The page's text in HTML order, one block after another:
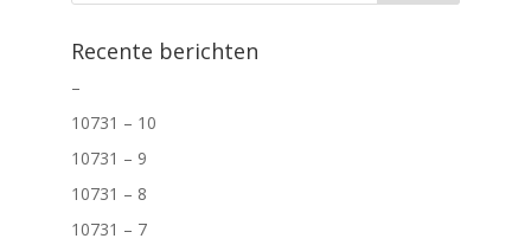
Recente berichten
–
10731 – 10
10731 – 9
10731 – 8
10731 – 7